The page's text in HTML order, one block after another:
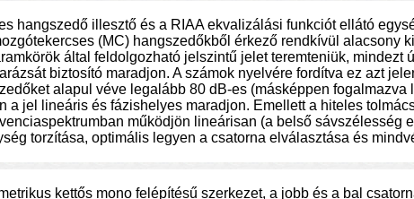
hangszedő illesztő és a RIAA ekvalizálási funkciót ellátó
(MC) hangszedőkből érkező rendkívül alacsony
által feldolgozható jelszintű jelet teremteniük, mindezt
biztosító maradjon. A számok nyelvére fordítva ez azt
alapul véve legalább 80 dB-es (másképpen fogalmazva
a jel lineáris és fázishelyes maradjon. Emellett a hiteles
működjön lineárisan (a belső sávszélesség
torzítása, optimális legyen a csatorna elválasztása és
kettős mono felépítésű szerkezet, a jobb és a bal